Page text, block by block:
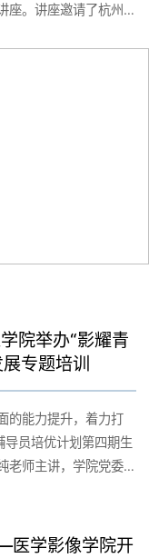
座。讲座邀请了杭州
砺安国防社指导老
院举办“影耀青
专题培训
的能力提升，着力打
导员培优计划第四期生
老师主讲，学院党委
学影像学院开